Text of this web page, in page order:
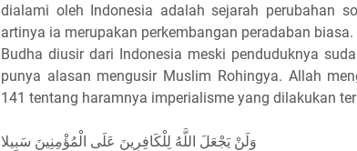
dialami oleh Indonesia adalah sejarah perubahan
artinya ia merupakan perkembangan peradaban
Budha diusir dari Indonesia meski penduduknya
punya alasan mengusir Muslim Rohingya. Allah
141 tentang haramnya imperialisme yang dilakukan
وَلَنْ يَجْعَلَ اللَّهُ لِلْكَافِرِينَ عَلَى الْمُؤْمِنِينَ سَبِيلا